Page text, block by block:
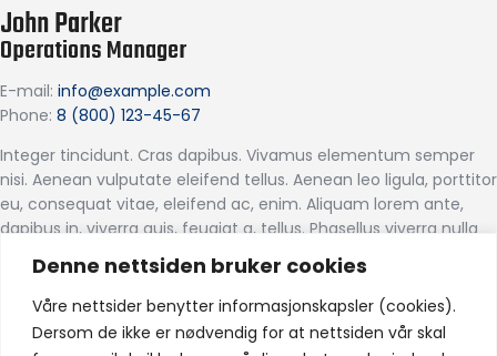
Denne nettsiden bruker cookies
Våre nettsider benytter informasjonskapsler (cookies).
Dersom de ikke er nødvendig for at nettsiden vår skal
John Parker
Operations Manager
E-mail: info@example.com
Phone: 8 (800) 123-45-67
Integer tincidunt. Cras dapibus. Vivamus elementum semper
nisi. Aenean vulputate eleifend tellus. Aenean leo ligula, porttitor
eu, consequat vitae, eleifend ac, enim. Aliquam lorem ante,
dapibus in, viverra quis, feugiat a, tellus. Phasellus viverra nulla
ut metus varius laoreet. Nam ornare pellentesque tortor, nec
euismod sem euismod vel.
Cras placerat pulvinar libero quis pellentesque. Duis lorem nibh,
commodo sed consectetur ut, auctor vitae metus. Proin sed